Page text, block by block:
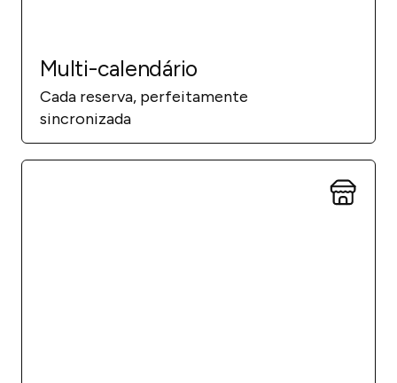
Multi-calendário
Cada reserva, perfeitamente
sincronizada